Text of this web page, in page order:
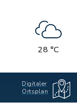
28 °C
Digitaler
Ortsplan